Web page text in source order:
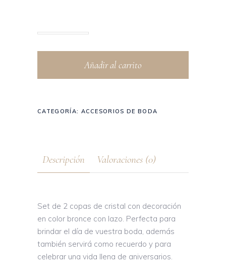
Añadir al carrito
CATEGORÍA: ACCESORIOS DE BODA
Descripción Valoraciones (0)
Set de 2 copas de cristal con decoración
en color bronce con lazo. Perfecta para
brindar el día de vuestra boda, además
también servirá como recuerdo y para
celebrar una vida llena de aniversarios.